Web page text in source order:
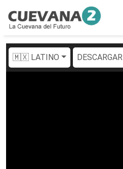
🇲🇽 LATINO DESCARGAR